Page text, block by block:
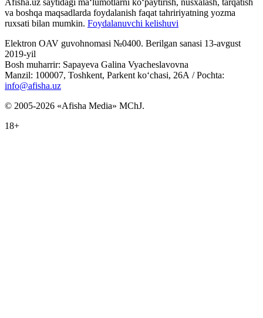
Afisha.uz saytidagi ma‘lumotlarni ko‘paytirish, nusxalash, tarqatish
va boshqa maqsadlarda foydalanish faqat tahririyatning yozma
ruxsati bilan mumkin. Foydalanuvchi kelishuvi
Elektron OAV guvohnomasi №0400. Berilgan sanasi 13-avgust
2019-yil
Bosh muharrir: Sapayeva Galina Vyacheslavovna
Manzil: 100007, Toshkent, Parkent ko‘chasi, 26А / Pochta:
info@afisha.uz
© 2005-2026 «Afisha Media» MChJ.
18+